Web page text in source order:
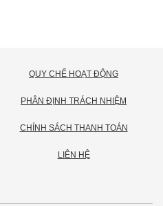
QUY CHẾ HOẠT ĐỘNG
PHÂN ĐỊNH TRÁCH NHIỆM
CHÍNH SÁCH THANH TOÁN
LIÊN HỆ